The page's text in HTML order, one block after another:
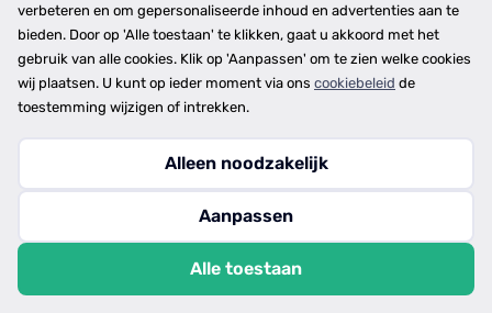
Werkwijze
Overzichten
Plaatsen
Provincies
Copyright © 2026
privacy- en cookiebeleid
verbeteren en om gepersonaliseerde inhoud en advertenties aan te
bieden. Door op 'Alle toestaan' te klikken, gaat u akkoord met het
gebruik van alle cookies. Klik op 'Aanpassen' om te zien welke cookies
wij plaatsen. U kunt op ieder moment via ons cookiebeleid de
toestemming wijzigen of intrekken.
Alleen noodzakelijk
Aanpassen
Alle toestaan